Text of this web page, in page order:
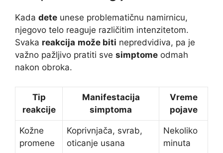
Kada dete unese problematičnu namirnicu,
njegovo telo reaguje različitim intenzitetom.
Svaka reakcija može biti nepredvidiva, pa je
važno pažljivo pratiti sve simptome odmah
nakon obroka.
Tip
reakcije
Manifestacija
simptoma
Vreme
pojave
Kožne
promene
Koprivnjača, svrab,
oticanje usana
Nekoliko
minuta